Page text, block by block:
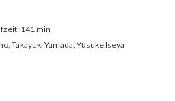
141 min
Takayuki Yamada, Yūsuke Iseya